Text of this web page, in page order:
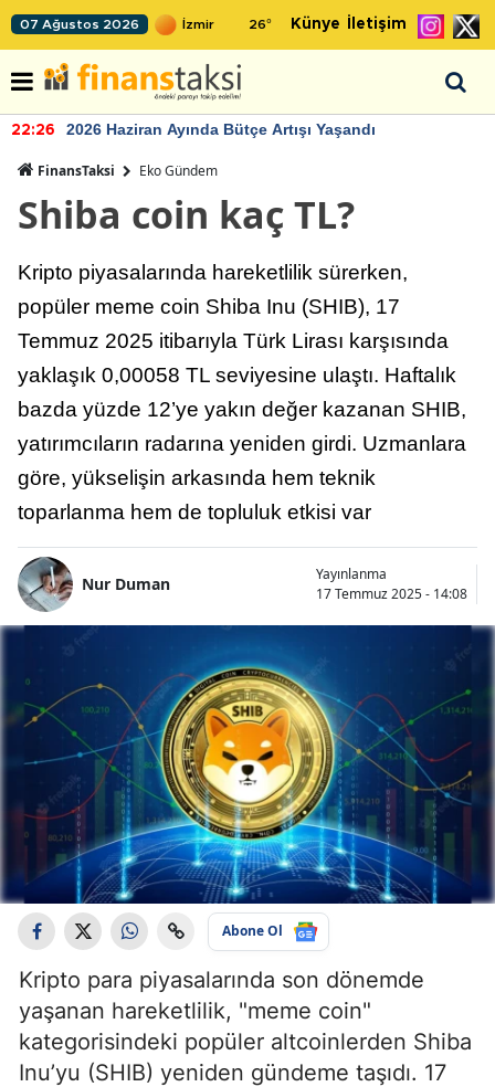
07 Ağustos 2026 26° Künye İletişim
22:26 2026 Haziran Ayında Bütçe Artışı Yaşandı
FinansTaksi Eko Gündem
Shiba coin kaç TL?
Kripto piyasalarında hareketlilik sürerken,
popüler meme coin Shiba Inu (SHIB), 17
Temmuz 2025 itibarıyla Türk Lirası karşısında
yaklaşık 0,00058 TL seviyesine ulaştı. Haftalık
bazda yüzde 12’ye yakın değer kazanan SHIB,
yatırımcıların radarına yeniden girdi. Uzmanlara
göre, yükselişin arkasında hem teknik
toparlanma hem de topluluk etkisi var
Nur Duman
Yayınlanma
17 Temmuz 2025 - 14:08
Abone Ol
Kripto para piyasalarında son dönemde
yaşanan hareketlilik, "meme coin"
kategorisindeki popüler altcoinlerden Shiba
Inu’yu (SHIB) yeniden gündeme taşıdı. 17